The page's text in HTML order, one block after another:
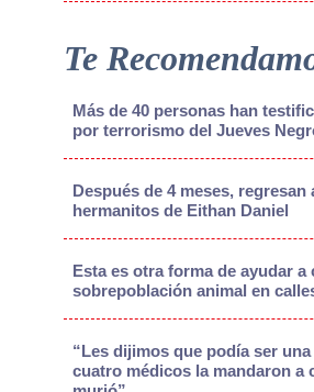
Te
Más de 40 personas han
por terrorismo del Jueves
Después de 4 meses, regresan
hermanitos de Eithan Daniel
Esta es otra forma de ayudar a
sobrepoblación animal en
“Les dijimos que podía ser
cuatro médicos la mandaron a